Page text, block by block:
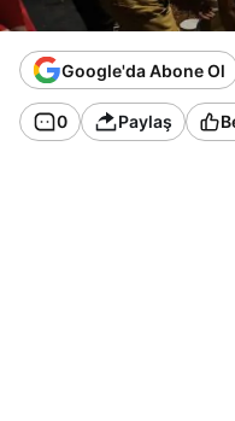
Google'da Abone Ol
0 Paylaş